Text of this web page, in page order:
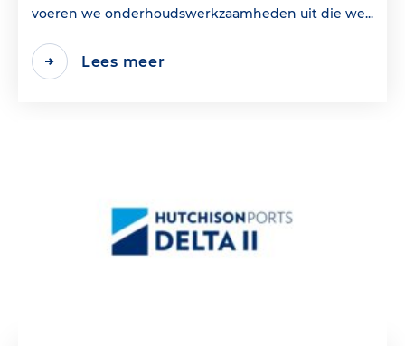
voeren we onderhoudswerkzaamheden uit die we...
Lees meer